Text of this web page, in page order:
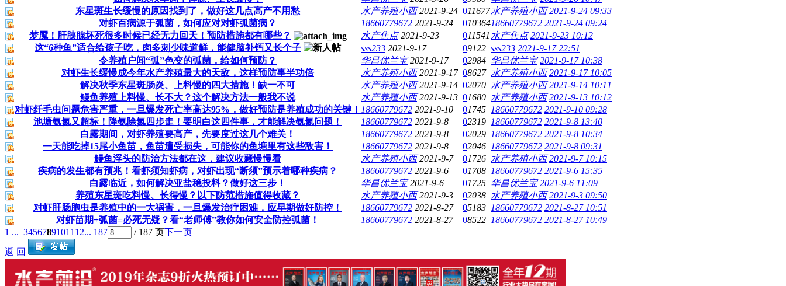
东星斑生长缓慢的原因找到了，做好这几点高产不用愁
水产养殖小西 2021-9-24 011677水产养殖小西 2021-9-24 09:33
对虾百病源于弧菌，如何应对对虾弧菌病？
18660779672 2021-9-24 01036418660779672 2021-9-24 09:24
梦魇！肝胰腺坏死很多时候已经无力回天！预防措施都有哪些？
水产焦点 2021-9-23 011541 水产焦点 2021-9-23 10:12
这“6种鱼”适合给孩子吃，肉多刺少味道鲜，能健脑补钙又长个子
sss233 2021-9-17 09122 sss233 2021-9-17 22:51
令养殖户闻“弧”色变的弧菌，给如何预防？
华昌优兰宝 2021-9-17 02984 华昌优兰宝 2021-9-17 10:38
对虾生长缓慢成今年水产养殖最大的天敌，这样预防事半功倍
水产养殖小西 2021-9-17 08627 水产养殖小西 2021-9-17 10:05
解决秋季东星斑肠炎、上料慢的四大措施！缺一不可
水产养殖小西 2021-9-14 02070 水产养殖小西 2021-9-14 10:11
鳗鱼养殖上料慢、长不大？这个解决方法一般我不说
水产养殖小西 2021-9-13 01680 水产养殖小西 2021-9-13 10:12
对虾纤毛虫问题危害严重，一旦爆发死亡率高达95%，做好预防是养殖成功的关键！ 18660779672 2021-9-10 01745 18660779672 2021-9-10 09:28
池塘氨氮又超标！降氨除氮四步走！要明白这四件事，才能解决氨氮问题！
18660779672 2021-9-8 02319 18660779672 2021-9-8 13:40
白露期间，对虾养殖要高产，先要度过这几个难关！
18660779672 2021-9-8 02029 18660779672 2021-9-8 10:34
一天能吃掉15尾小鱼苗，鱼苗遭受损失，可能你的鱼塘里有这些敌害！
18660779672 2021-9-8 02046 18660779672 2021-9-8 09:31
鳗鱼浮头的防治方法都在这，建议收藏慢慢看
水产养殖小西 2021-9-7 01726 水产养殖小西 2021-9-7 10:15
疾病的发生都有预兆！看虾须知虾病，对虾出现“断须”预示着哪种疾病？
18660779672 2021-9-6 01708 18660779672 2021-9-6 15:35
白露临近，如何解决亚盐稳投料？做好这三步！
华昌优兰宝 2021-9-6 01725 华昌优兰宝 2021-9-6 11:09
养殖东星斑吃料慢、长得慢？以下防范措施值得收藏？
水产养殖小西 2021-9-3 02038 水产养殖小西 2021-9-3 09:50
对虾肝肠胞虫是养殖中的一大祸害，一旦爆发治疗困难，应早期做好防控！
18660779672 2021-8-27 05183 18660779672 2021-8-27 10:51
对虾苗期+弧菌=必死无疑？看“老师傅”教你如何安全防控弧菌！
18660779672 2021-8-27 08522 18660779672 2021-8-27 10:49
1 ... 34567891011 12... 187 / 187 页下一页
返 回